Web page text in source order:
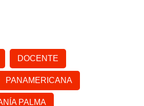
DOCENTE
PANAMERICANA
PALMA